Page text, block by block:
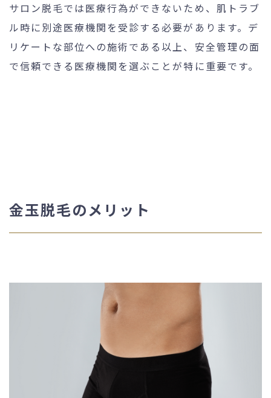
サロン脱毛では医療行為ができないため、肌トラブ
ル時に別途医療機関を受診する必要があります。デ
リケートな部位への施術である以上、安全管理の面
で信頼できる医療機関を選ぶことが特に重要です。
金玉脱毛のメリット